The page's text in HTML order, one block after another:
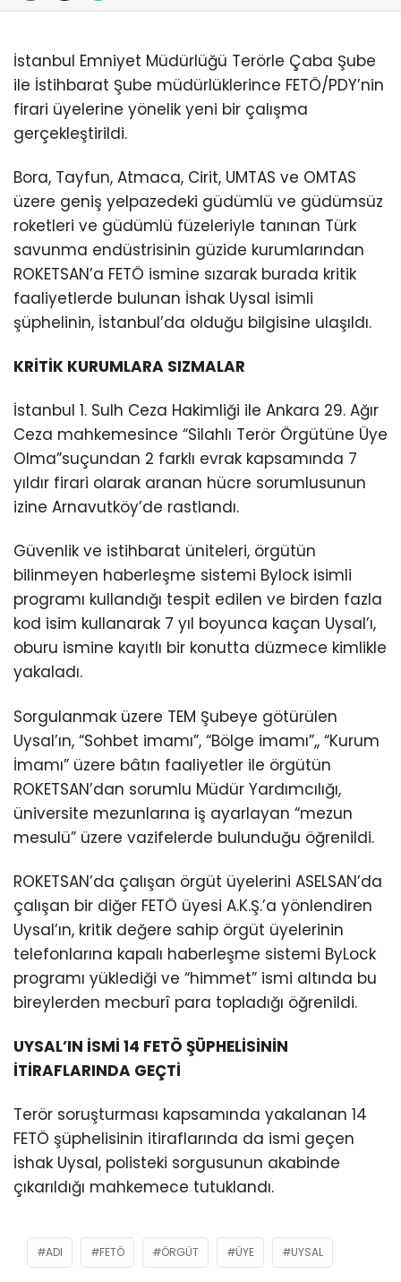
İstanbul Emniyet Müdürlüğü Terörle Çaba Şube
ile İstihbarat Şube müdürlüklerince FETÖ/PDY’nin
firari üyelerine yönelik yeni bir çalışma
gerçekleştirildi.
Bora, Tayfun, Atmaca, Cirit, UMTAS ve OMTAS
üzere geniş yelpazedeki güdümlü ve güdümsüz
roketleri ve güdümlü füzeleriyle tanınan Türk
savunma endüstrisinin güzide kurumlarından
ROKETSAN’a FETÖ ismine sızarak burada kritik
faaliyetlerde bulunan İshak Uysal isimli
şüphelinin, İstanbul’da olduğu bilgisine ulaşıldı.
KRİTİK KURUMLARA SIZMALAR
İstanbul 1. Sulh Ceza Hakimliği ile Ankara 29. Ağır
Ceza mahkemesince “Silahlı Terör Örgütüne Üye
Olma”suçundan 2 farklı evrak kapsamında 7
yıldır firari olarak aranan hücre sorumlusunun
izine Arnavutköy’de rastlandı.
Güvenlik ve istihbarat üniteleri, örgütün
bilinmeyen haberleşme sistemi Bylock isimli
programı kullandığı tespit edilen ve birden fazla
kod isim kullanarak 7 yıl boyunca kaçan Uysal’ı,
oburu ismine kayıtlı bir konutta düzmece kimlikle
yakaladı.
Sorgulanmak üzere TEM Şubeye götürülen
Uysal’ın, “Sohbet imamı”, “Bölge imamı”,, “Kurum
İmamı” üzere bâtın faaliyetler ile örgütün
ROKETSAN’dan sorumlu Müdür Yardımcılığı,
üniversite mezunlarına iş ayarlayan “mezun
mesulü” üzere vazifelerde bulunduğu öğrenildi.
ROKETSAN’da çalışan örgüt üyelerini ASELSAN’da
çalışan bir diğer FETÖ üyesi A.K.Ş.’a yönlendiren
Uysal’ın, kritik değere sahip örgüt üyelerinin
telefonlarına kapalı haberleşme sistemi ByLock
programı yüklediği ve “himmet” ismi altında bu
bireylerden mecburî para topladığı öğrenildi.
UYSAL’IN İSMİ 14 FETÖ ŞÜPHELİSİNİN
İTİRAFLARINDA GEÇTİ
Terör soruşturması kapsamında yakalanan 14
FETÖ şüphelisinin itiraflarında da ismi geçen
İshak Uysal, polisteki sorgusunun akabinde
çıkarıldığı mahkemece tutuklandı.
ADI FETÖ ÖRGÜT ÜYE UYSAL